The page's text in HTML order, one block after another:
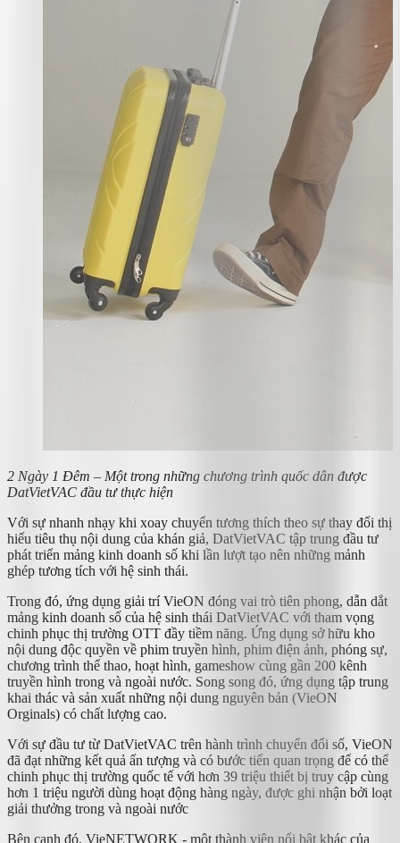
2 Ngày 1 Đêm – Một trong những chương trình quốc dân được
DatVietVAC đầu tư thực hiện
Với sự nhanh nhạy khi xoay chuyển tương thích theo sự thay đổi thị
hiếu tiêu thụ nội dung của khán giả, DatVietVAC tập trung đầu tư
phát triển mảng kinh doanh số khi lần lượt tạo nên những mảnh
ghép tương tích với hệ sinh thái.
Trong đó, ứng dụng giải trí VieON đóng vai trò tiên phong, dẫn dắt
mảng kinh doanh số của hệ sinh thái DatVietVAC với tham vọng
chinh phục thị trường OTT đầy tiềm năng. Ứng dụng sở hữu kho
nội dung độc quyền về phim truyền hình, phim điện ảnh, phóng sự,
chương trình thể thao, hoạt hình, gameshow cùng gần 200 kênh
truyền hình trong và ngoài nước. Song song đó, ứng dụng tập trung
khai thác và sản xuất những nội dung nguyên bản (VieON
Orginals) có chất lượng cao.
Với sự đầu tư từ DatVietVAC trên hành trình chuyển đổi số, VieON
đã đạt những kết quả ấn tượng và có bước tiến quan trọng để có thể
chinh phục thị trường quốc tế với hơn 39 triệu thiết bị truy cập cùng
hơn 1 triệu người dùng hoạt động hàng ngày, được ghi nhận bởi loạt
giải thưởng trong và ngoài nước
Bên cạnh đó, VieNETWORK - một thành viên nổi bật khác của